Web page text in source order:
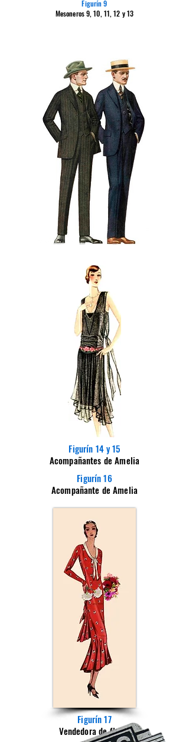
Figurín 9
Mesoneros 9, 10, 11, 12 y 13
Figurín 14 y 15
Acompañantes de Amelia
Figurín 16
Acompañante de Amelia
Figurín 17
Vendedora de flores